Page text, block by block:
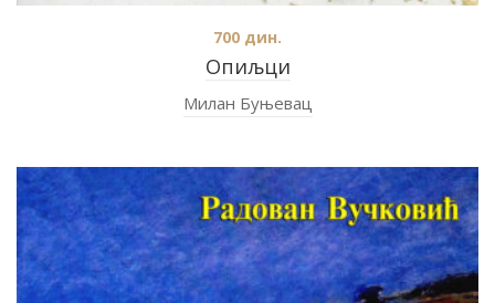
Опиљци
700 дин.
Милан Буњевац